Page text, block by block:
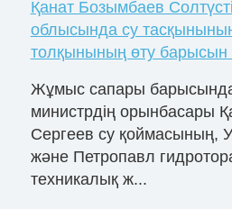
Қанат Бозымбаев
облысында су тасқынының
толқынының өту барысын
Жұмыс сапары
министрдің орынбасары
Сергеев су қоймасының,
және Петропавл
техникалық ж...